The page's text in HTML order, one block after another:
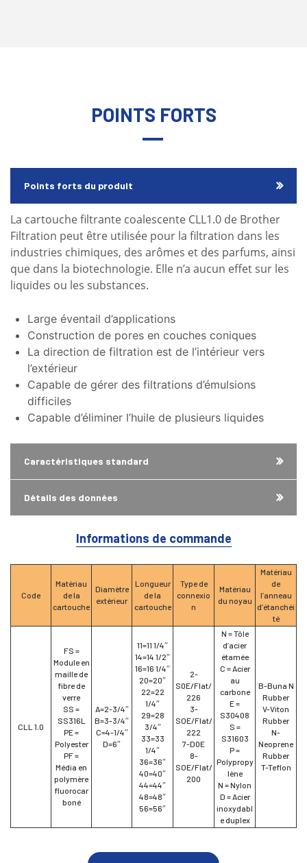
POINTS FORTS
Points forts du produit
La cartouche filtrante coalescente CLL1.0 de Brother
Filtration peut être utilisée pour la filtration dans les
industries chimiques, des arômes et des parfums, ainsi
que dans la biotechnologie. Elle n’a aucun effet sur les
liquides ou les substances.
Large éventail d’applications
Construction de pores en couches coniques
La direction de filtration est de l’intérieur vers
l’extérieur
Capable de gérer des filtrations d’émulsions
difficiles
Capable d’éliminer l’huile de plusieurs liquides
Caractéristiques standard
Détails des données
Informations de commande
Code
Matériau
de la
cartouche
Diamètre
extérieur
Longueur
de la
cartouche
Type de
connexio
n
Matériau
du noyau
Matériau
de
l’anneau
d’étanchéi
té
CLL 1.0
FS =
Module en
maille de
fibre de
verre
SS =
SS316L
PE =
Polyester
PF =
Média en
polymère
fluorocar
boné
A=2-3/4″
B=3-3/4″
C=4-1/4″
D=6″
11=11 1/4″
14=14 1/2″
16=16 1/4″
20=20″
22=22
1/4″
29=28
3/4″
33=33
1/4″
36=36″
40=40″
44=44″
48=48″
56=56″
2-
S0E/Flat/
226
3-
SOE/Flat/
222
7-D0E
8-
SOE/Flat/
200
N = Tôle
d’acier
étamée
C = Acier
au
carbone
E =
S30408
S =
S31603
P =
Polypropy
lène
N = Nylon
D = Acier
inoxydabl
e duplex
B-Buna N
Rubber
V-Viton
Rubber
N-
Neoprene
Rubber
T-Teflon